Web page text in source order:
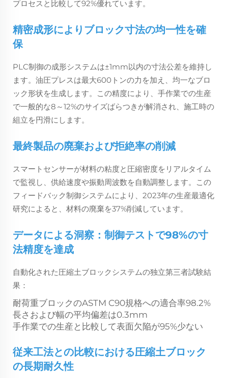
プロセスと比較して92%優れています。
精密成形によりブロック寸法の均一性を確
保
PLC制御の成形システムは±1mm以内の寸法公差を維持し
ます。油圧プレスは最大600トンの力を加え、均一なブロ
ック形状を生成します。この精度により、手作業での生産
で一般的な8～12%のサイズばらつきが解消され、施工時の
組立を円滑にします。
最終製品の廃棄および拒絶率の削減
スマートセンサーが材料の粘度と圧縮密度をリアルタイム
で監視し、供給速度や振動周波数を自動調整します。この
フィードバック制御システムにより、2023年の生産最適化
研究によると、材料の廃棄を37%削減しています。
データによる洞察：制御テストで98%の寸
法精度を達成
自動化された圧縮土ブロックシステムの独立第三者試験結
果：
耐荷重ブロックのASTM C90規格への適合率98.2%
長さおよび幅の平均偏差は0.3mm
手作業での生産と比較して表面欠陥が95%少ない
従来工法との比較における圧縮土ブロック
の長期耐久性